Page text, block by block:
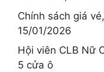
Chính sách giá
15/01/2026
Hội viên CLB Nữ
5 cửa ô